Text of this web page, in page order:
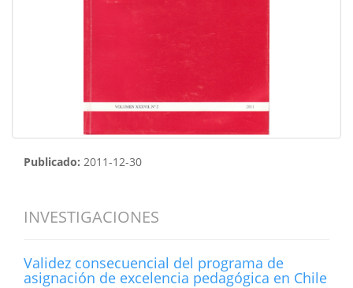
Publicado: 2011-12-30
INVESTIGACIONES
Validez consecuencial del programa de
asignación de excelencia pedagógica en Chile